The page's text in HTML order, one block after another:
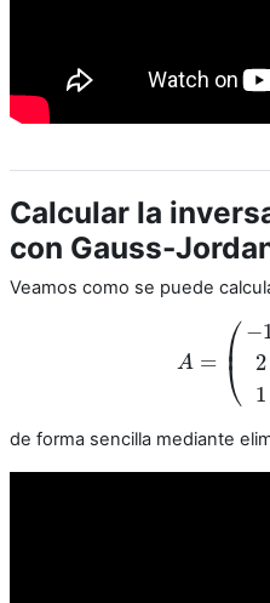
Calcular la
con Gauss-
Veamos como se puede
A = ⎛
⎝
⎜ −
2
1
A= ( 04
de forma sencilla mediante